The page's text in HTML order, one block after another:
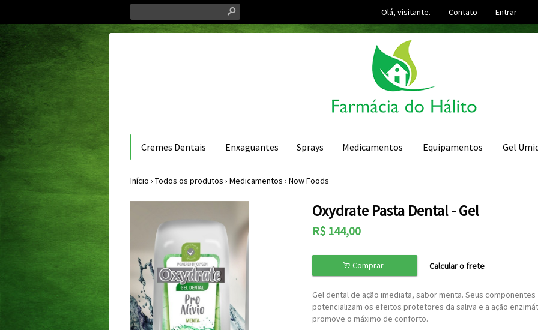
s Olá, visitante. Contato Entrar
Cremes Dentais Enxaguantes Sprays Medicamentos Equipamentos Gel
Início › Todos os produtos › Medicamentos › Now Foods
Oxydrate Pasta Dental - Gel
R$ 144,00
. Comprar Calcular o frete
Gel dental de ação imediata, sabor menta. Seus componentes
potencializam os efeitos protetores da saliva e a ação
promove o máximo de conforto.